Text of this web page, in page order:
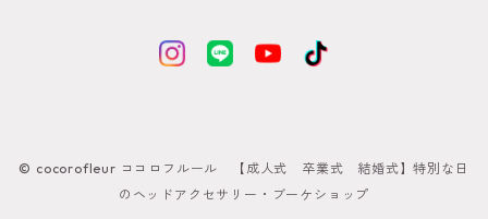
© cocorofleur ココロフルール 【成人式 卒業式 結婚式】特別な日
のヘッドアクセサリー・ブーケショップ